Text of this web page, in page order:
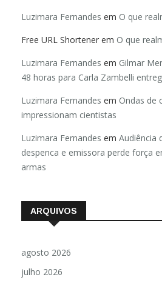
Luzimara Fernandes em O que
Free URL Shortener em O que
Luzimara Fernandes em Gilmar
48 horas para Carla Zambelli
Luzimara Fernandes em Ondas de
impressionam cientistas
Luzimara Fernandes em Audiência
despenca e emissora perde força
armas
ARQUIVOS
agosto 2026
julho 2026